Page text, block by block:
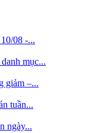
08 -...
mục...
giảm –...
tuần...
ngày...